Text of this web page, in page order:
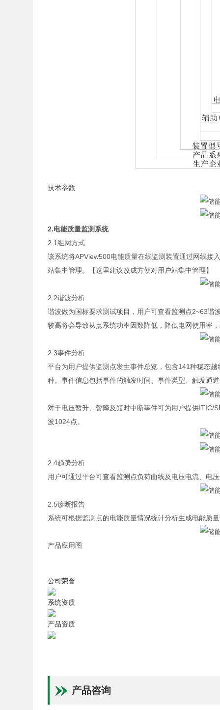
技术参数
2.电能质量监测系统
2.1组网方式
该系统将APView500电能质量在线监测装置通过网线接
站集中管理。【这里建议改成方便对用户站集中管理】
2.2谐波分析
谐波做为国标要求测试项目，用户可查看监测点2~63
较高将会导致从点系统功率因数降低，降低电网使用率
2.3事件分析
平台为用户提供监测点发生事件总览，包含141种稳态
种。事件信息包括事件的触发时间、事件类型、触发通
对于电压暂升、暂降及短时中断事件可为用户提供ITIC/
波1024点。
2.4趋势分析
用户可通过平台可查看监测点负荷曲线及电压电流、电
2.5诊断报告
系统可根据监测点的电能质量情况统计分析生成电能质
产品应用图
公司荣誉
系统资质
产品资质
产品咨询